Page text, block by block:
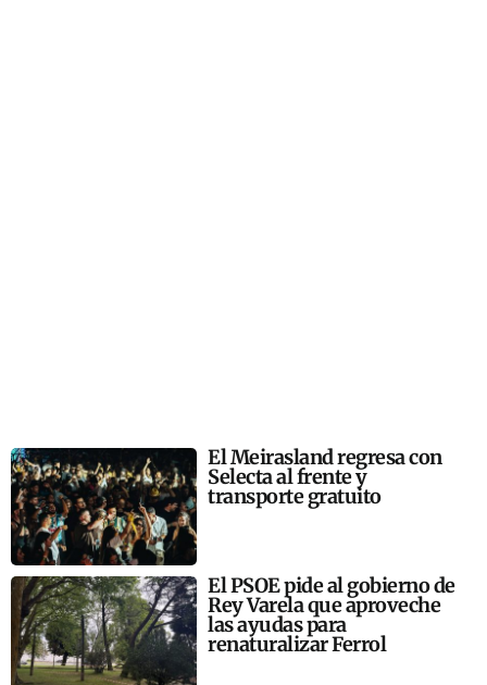
El Meirasland regresa con
Selecta al frente y
transporte gratuito
El PSOE pide al gobierno de
Rey Varela que aproveche
las ayudas para
renaturalizar Ferrol